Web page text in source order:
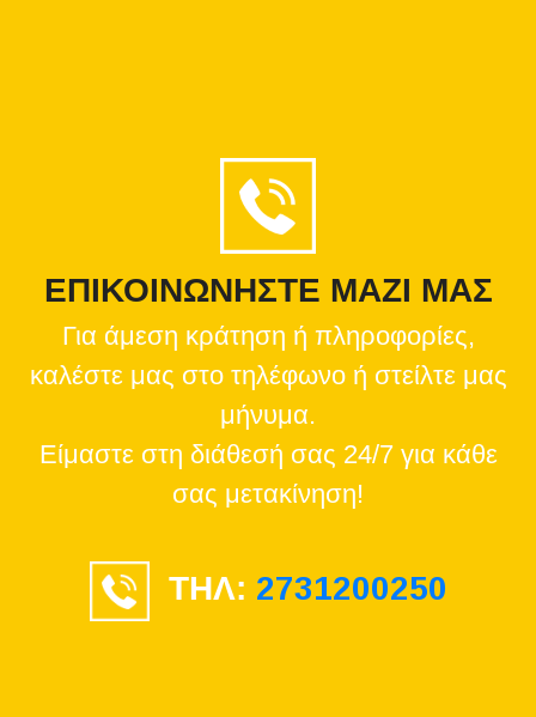
ΕΠΙΚΟΙΝΩΝΗΣΤΕ ΜΑΖΙ ΜΑΣ
Για άμεση κράτηση ή πληροφορίες,
καλέστε μας στο τηλέφωνο ή στείλτε μας
μήνυμα.
Είμαστε στη διάθεσή σας 24/7 για κάθε
σας μετακίνηση!
ΤΗΛ: 2731200250